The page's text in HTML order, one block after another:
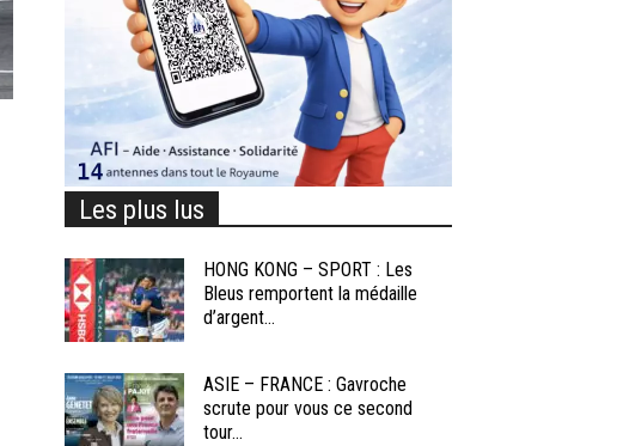
Les plus lus
HONG KONG – SPORT : Les
Bleus remportent la médaille
d’argent...
ASIE – FRANCE : Gavroche
scrute pour vous ce second
tour...